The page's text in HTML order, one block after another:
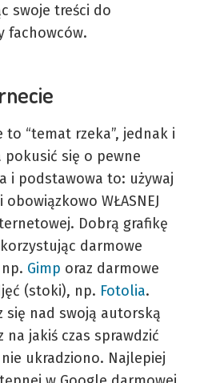
swoje treści do
fachowców.
to “temat rzeka”, jednak i
się o pewne
i podstawowa to: używaj
WŁASNEJ
Dobrą grafikę
darmowe
Gimp oraz darmowe
(stoki), np. Fotolia.
się nad swoją autorską
jakiś czas sprawdzić
ukradziono. Najlepiej